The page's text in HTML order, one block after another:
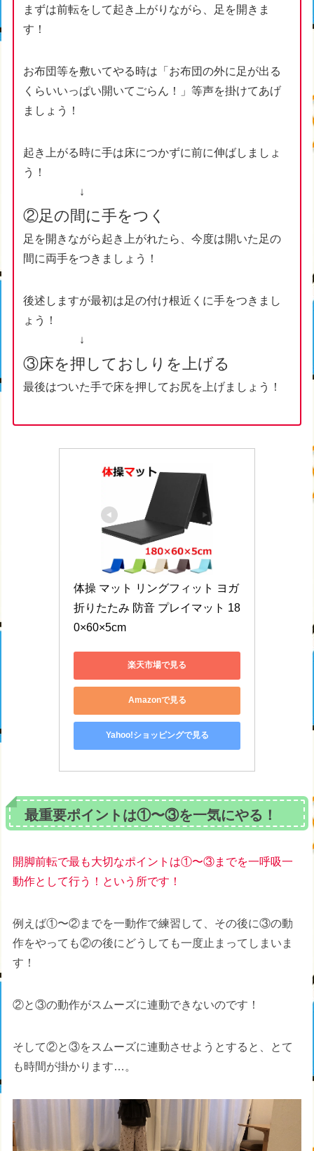
まずは前転をして起き上がりながら、足を開きま
す！
お布団等を敷いてやる時は「お布団の外に足が出る
くらいいっぱい開いてごらん！」等声を掛けてあげ
ましょう！
起き上がる時に手は床につかずに前に伸ばしましょ
う！
↓
②足の間に手をつく
足を開きながら起き上がれたら、今度は開いた足の
間に両手をつきましょう！
後述しますが最初は足の付け根近くに手をつきまし
ょう！
↓
③床を押しておしりを上げる
最後はついた手で床を押してお尻を上げましょう！
体操 マット リングフィット ヨガ
折りたたみ 防音 プレイマット 18
0×60×5cm
楽天市場で見る
Amazonで見る
Yahoo!ショッピングで見る
最重要ポイントは①〜③を一気にやる！
開脚前転で最も大切なポイントは①〜③までを一呼吸一
動作として行う！という所です！
例えば①〜②までを一動作で練習して、その後に③の動
作をやっても②の後にどうしても一度止まってしまいま
す！
②と③の動作がスムーズに連動できないのです！
そして②と③をスムーズに連動させようとすると、とて
も時間が掛かります…。